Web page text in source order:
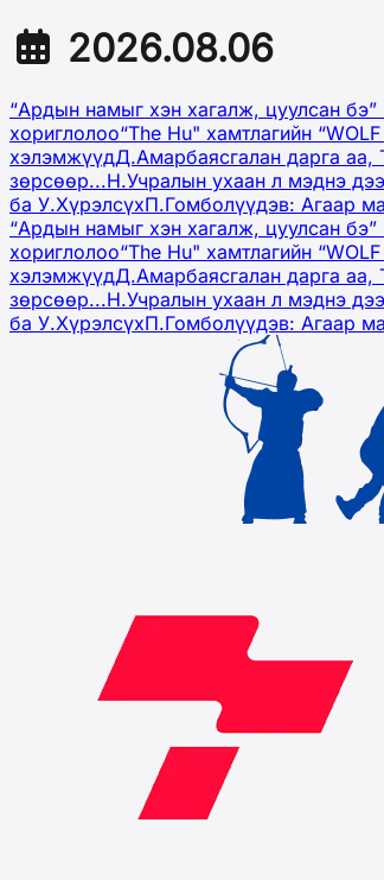
2026.08.06
“Ардын намыг хэн хагалж, цуулсан
хориглолоо“The Hu" хамтлагийн
хэлэмжүүдД.Амарбаясгалан дарга аа,
зөрсөөр...Н.Учралын ухаан л мэднэ дээ
ба У.ХүрэлсүхП.Гомболүүдэв: Агаар
“Ардын намыг хэн хагалж, цуулсан
хориглолоо“The Hu" хамтлагийн
хэлэмжүүдД.Амарбаясгалан дарга аа,
зөрсөөр...Н.Учралын ухаан л мэднэ дээ
ба У.ХүрэлсүхП.Гомболүүдэв: Агаар